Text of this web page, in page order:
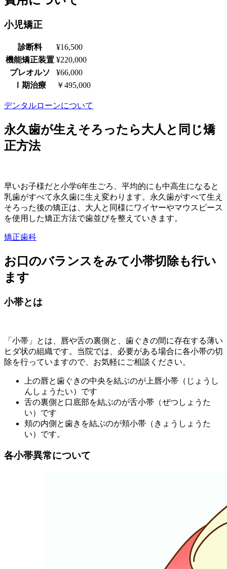
小児矯正
診断料
¥16,500
機能矯正装置 ¥220,000
プレオルソ
¥66,000
Ⅰ期治療
￥495,000
デンタルローンについて
永久歯が生えそろったら大人と同じ矯
正方法
早いお子様だと小学6年生ごろ、平均的にも中高生になると
乳歯がすべて永久歯に生え変わります。永久歯がすべて生え
そろった後の矯正は、大人と同様にワイヤーやマウスピース
を使用した矯正方法で歯並びを整えていきます。
矯正歯科
お口のバランスをみて小帯切除も行い
ます
小帯とは
「小帯」とは、唇や舌の裏側と、歯ぐきの間に存在する薄い
ヒダ状の組織です。当院では、必要がある場合に各小帯の切
除を行っていますので、お気軽にご相談ください。
上の唇と歯ぐきの中央を結ぶのが上唇小帯（じょうし
んしょうたい）です
舌の裏側と口底部を結ぶのが舌小帯（ぜつしょうた
い）です
頬の内側と歯きを結ぶのが頬小帯（きょうしょうた
い）です。
各小帯異常について